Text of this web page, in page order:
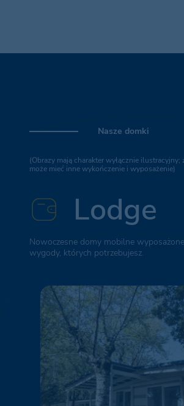
Nasze domki
(Obrazy mają charakter wyłącznie
może mieć inne wykończenie i wyposażenie)
Lodge
Nowoczesne domy mobilne
wygody, których potrzebujesz.